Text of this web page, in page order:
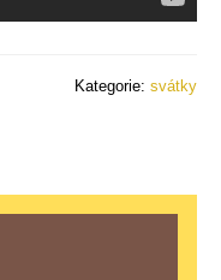
Kategorie: svátky